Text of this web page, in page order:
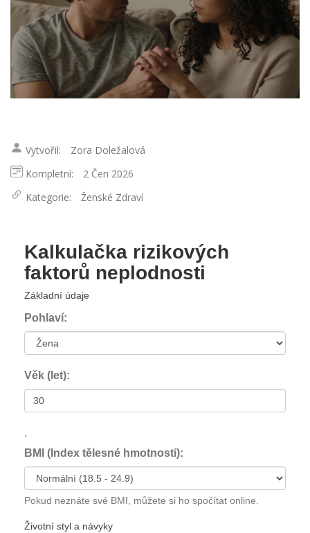
Vytvořil:
Zora Doležalová
Kompletní:
2 Čen 2026
Kategorie:
Ženské Zdraví
Kalkulačka rizikových
faktorů neplodnosti
Základní údaje
Pohlaví:
Věk (let):
.
BMI (Index tělesné hmotnosti):
Pokud neznáte své BMI, můžete si ho spočítat online.
Životní styl a návyky